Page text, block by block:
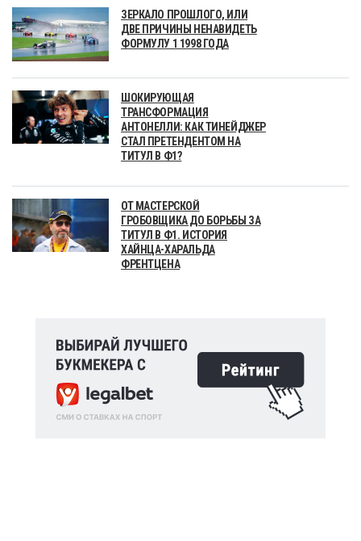
ЗЕРКАЛО ПРОШЛОГО, ИЛИ
ДВЕ ПРИЧИНЫ НЕНАВИДЕТЬ
ФОРМУЛУ 1 1998 ГОДА
ШОКИРУЮЩАЯ
ТРАНСФОРМАЦИЯ
АНТОНЕЛЛИ: КАК ТИНЕЙДЖЕР
СТАЛ ПРЕТЕНДЕНТОМ НА
ТИТУЛ В Ф1?
ОТ МАСТЕРСКОЙ
ГРОБОВЩИКА ДО БОРЬБЫ ЗА
ТИТУЛ В Ф1. ИСТОРИЯ
ХАЙНЦА-ХАРАЛЬДА
ФРЕНТЦЕНА